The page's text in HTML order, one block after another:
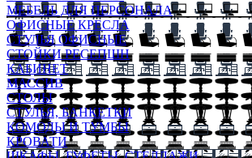
МЕБЕЛЬ ДЛЯ ПЕРСОНАЛА
ОФИСНЫЕ КРЕСЛА
СТУЛЬЯ ОФИСНЫЕ
СТОЙКИ РЕСЕПШН
КАБИНЕТ
МАССИВ
СТОЛЫ
СТУЛЬЯ, БАНКЕТКИ
КОМОДЫ И ТУМБЫ
КРОВАТИ